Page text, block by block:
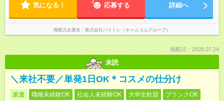
気になる！ 応募する 詳細へ
掲載元企業名 株式会社バイトレ（キャムコムグループ）
掲載日：2026.07.24
未読
＼来社不要／単発1日OK＊コスメの仕分け
派遣 職種未経験OK 社会人未経験OK 大学生歓迎
ブランクOK